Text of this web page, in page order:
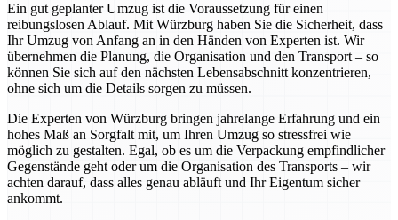
Ein gut geplanter Umzug ist die Voraussetzung für einen
reibungslosen Ablauf. Mit Würzburg haben Sie die Sicherheit, dass
Ihr Umzug von Anfang an in den Händen von Experten ist. Wir
übernehmen die Planung, die Organisation und den Transport – so
können Sie sich auf den nächsten Lebensabschnitt konzentrieren,
ohne sich um die Details sorgen zu müssen.
Die Experten von Würzburg bringen jahrelange Erfahrung und ein
hohes Maß an Sorgfalt mit, um Ihren Umzug so stressfrei wie
möglich zu gestalten. Egal, ob es um die Verpackung empfindlicher
Gegenstände geht oder um die Organisation des Transports – wir
achten darauf, dass alles genau abläuft und Ihr Eigentum sicher
ankommt.